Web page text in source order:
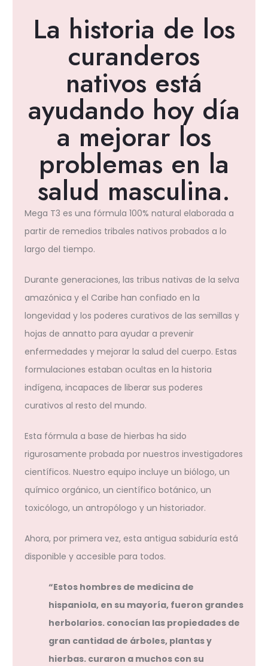
La historia de los
curanderos
nativos está
ayudando hoy día
a mejorar los
problemas en la
salud masculina.
Mega T3 es una fórmula 100% natural elaborada a
partir de remedios tribales nativos probados a lo
largo del tiempo.
Durante generaciones, las tribus nativas de la selva
amazónica y el Caribe han confiado en la
longevidad y los poderes curativos de las semillas y
hojas de annatto para ayudar a prevenir
enfermedades y mejorar la salud del cuerpo. Estas
formulaciones estaban ocultas en la historia
indígena, incapaces de liberar sus poderes
curativos al resto del mundo.
Esta fórmula a base de hierbas ha sido
rigurosamente probada por nuestros investigadores
científicos. Nuestro equipo incluye un biólogo, un
químico orgánico, un científico botánico, un
toxicólogo, un antropólogo y un historiador.
Ahora, por primera vez, esta antigua sabiduría está
disponible y accesible para todos.
“Estos hombres de medicina de
hispaniola, en su mayoría, fueron grandes
herbolarios. conocían las propiedades de
gran cantidad de árboles, plantas y
hierbas. curaron a muchos con su